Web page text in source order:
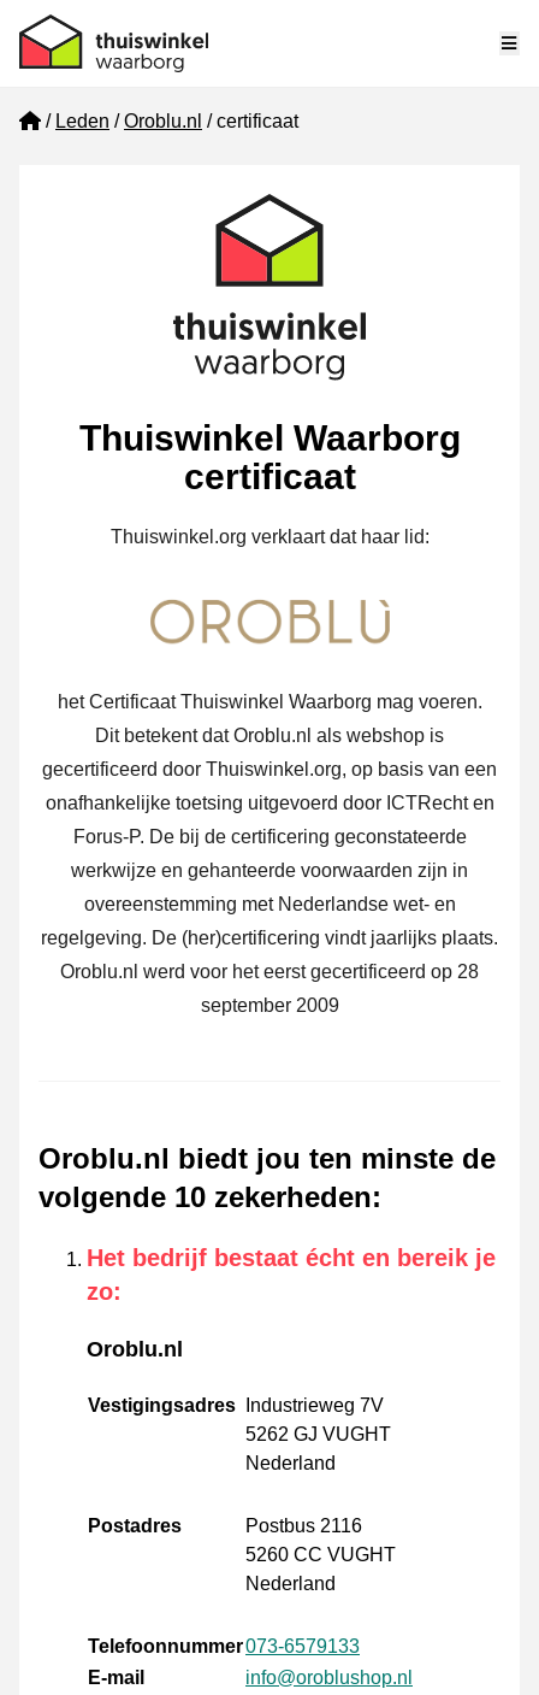
Home
Leden Oroblu.nl certificaat
Thuiswinkel Waarborg
certificaat
Thuiswinkel.org verklaart dat haar lid:
het Certificaat Thuiswinkel Waarborg mag voeren.
Dit betekent dat Oroblu.nl als webshop is
gecertificeerd door Thuiswinkel.org, op basis van een
onafhankelijke toetsing uitgevoerd door ICTRecht en
Forus-P. De bij de certificering geconstateerde
werkwijze en gehanteerde voorwaarden zijn in
overeenstemming met Nederlandse wet- en
regelgeving. De (her)certificering vindt jaarlijks plaats.
Oroblu.nl werd voor het eerst gecertificeerd op 28
september 2009
Oroblu.nl biedt jou ten minste de
volgende 10 zekerheden:
Het bedrijf bestaat écht en bereik je
zo:
Oroblu.nl
Vestigingsadres
Industrieweg 7V
5262 GJ VUGHT
Nederland
Postadres
Postbus 2116
5260 CC VUGHT
Nederland
Telefoonnummer073-6579133
E-mail
info@oroblushop.nl